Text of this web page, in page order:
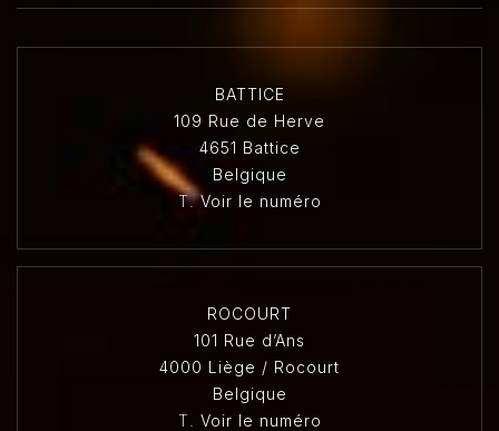
BATTICE
109 Rue de Herve
4651 Battice
Belgique
T.Voir le numéro
ROCOURT
101 Rue d’Ans
4000 Liège / Rocourt
Belgique
T. Voir le numéro